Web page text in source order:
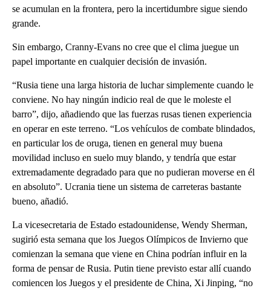
se acumulan en la frontera, pero la incertidumbre sigue siendo
grande.
Sin embargo, Cranny-Evans no cree que el clima juegue un
papel importante en cualquier decisión de invasión.
“Rusia tiene una larga historia de luchar simplemente cuando le
conviene. No hay ningún indicio real de que le moleste el
barro”, dijo, añadiendo que las fuerzas rusas tienen experiencia
en operar en este terreno. “Los vehículos de combate blindados,
en particular los de oruga, tienen en general muy buena
movilidad incluso en suelo muy blando, y tendría que estar
extremadamente degradado para que no pudieran moverse en él
en absoluto”. Ucrania tiene un sistema de carreteras bastante
bueno, añadió.
La vicesecretaria de Estado estadounidense, Wendy Sherman,
sugirió esta semana que los Juegos Olímpicos de Invierno que
comienzan la semana que viene en China podrían influir en la
forma de pensar de Rusia. Putin tiene previsto estar allí cuando
comiencen los Juegos y el presidente de China, Xi Jinping, “no